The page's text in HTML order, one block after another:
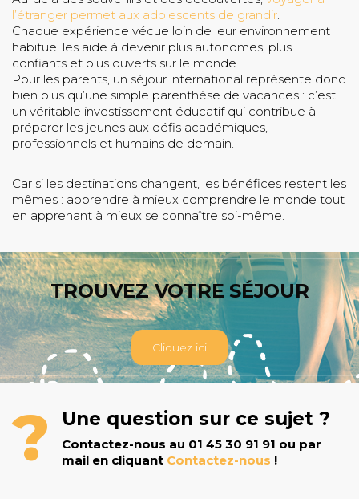
l’étranger permet aux adolescents de grandir.
Chaque expérience vécue loin de leur environnement
habituel les aide à devenir plus autonomes, plus
confiants et plus ouverts sur le monde.
Pour les parents, un séjour international représente donc
bien plus qu’une simple parenthèse de vacances : c’est
un véritable investissement éducatif qui contribue à
préparer les jeunes aux défis académiques,
professionnels et humains de demain.
Car si les destinations changent, les bénéfices restent les
mêmes : apprendre à mieux comprendre le monde tout
en apprenant à mieux se connaître soi-même.
TROUVEZ VOTRE SÉJOUR
Cliquez ici
Une question sur ce sujet ?
Contactez-nous au 01 45 30 91 91 ou par
mail en cliquant Contactez-nous !
bon à savoir voyages et découvertes